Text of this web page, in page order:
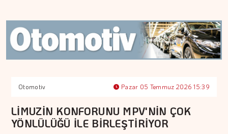
Otomotiv Pazar 05 Temmuz 2026 15:39
LİMUZİN KONFORUNU MPV'NİN ÇOK
YÖNLÜLÜĞÜ İLE BİRLEŞTİRİYOR